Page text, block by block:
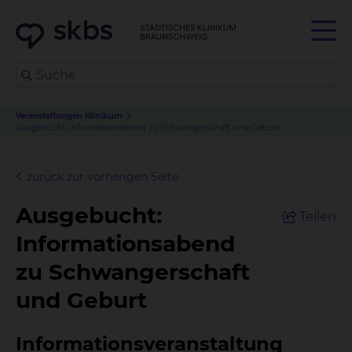
Veranstaltungen Klinikum
Ausgebucht: Informationsabend zu Schwangerschaft und Geburt
zurück zur vorherigen Seite
Ausgebucht:
Informationsabend
zu Schwangerschaft
und Geburt
Teilen
Informationsveranstaltung